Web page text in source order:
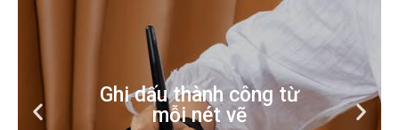
Ghi dấu thành công từ
mỗi nét vẽ